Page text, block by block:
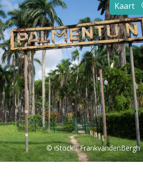
Kaart
© iStock - FrankvandenBergh